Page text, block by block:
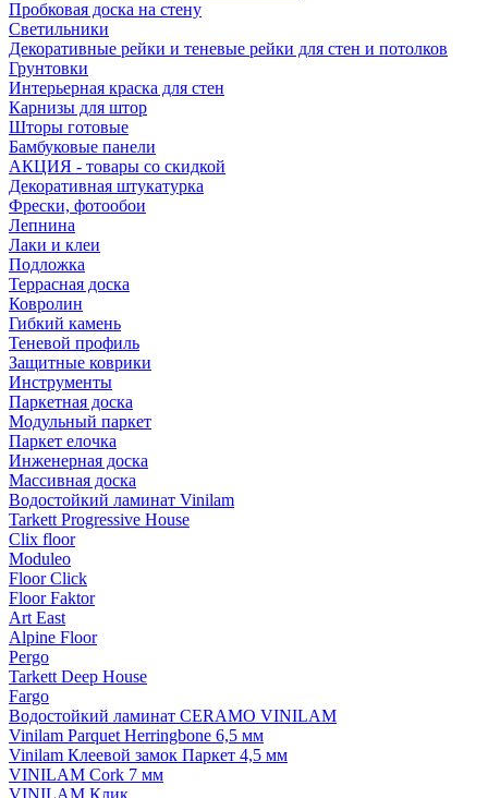
Пробковая доска на стену
Светильники
Декоративные рейки и теневые рейки для стен и потолков
Грунтовки
Интерьерная краска для стен
Карнизы для штор
Шторы готовые
Бамбуковые панели
АКЦИЯ - товары со скидкой
Декоративная штукатурка
Фрески, фотообои
Лепнина
Лаки и клеи
Подложка
Террасная доска
Ковролин
Гибкий камень
Теневой профиль
Защитные коврики
Инструменты
Паркетная доска
Модульный паркет
Паркет елочка
Инженерная доска
Массивная доска
Водостойкий ламинат Vinilam
Tarkett Progressive House
Clix floor
Moduleo
Floor Click
Floor Faktor
Art East
Alpine Floor
Pergo
Tarkett Deep House
Fargo
Водостойкий ламинат CERAMO VINILAM
Vinilam Parquet Herringbone 6,5 мм
Vinilam Клеевой замок Паркет 4,5 мм
VINILAM Cork 7 мм
VINILAM Клик